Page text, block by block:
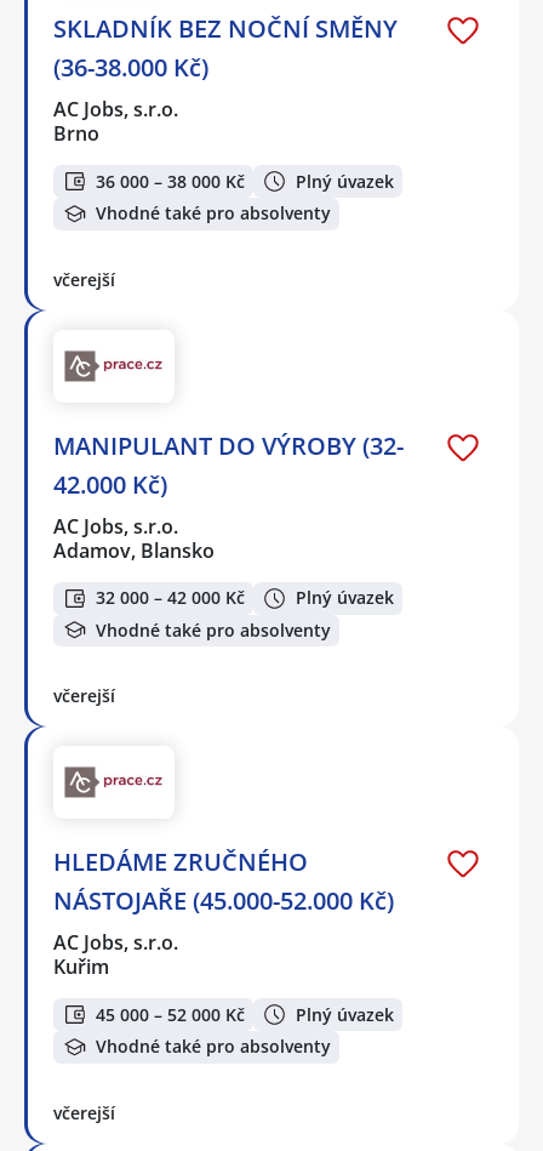
SKLADNÍK BEZ NOČNÍ SMĚNY
(36-38.000 Kč)
AC Jobs, s.r.o.
Brno
36 000 – 38 000 Kč
Plný úvazek
Vhodné také pro absolventy
včerejší
MANIPULANT DO VÝROBY (32-
42.000 Kč)
AC Jobs, s.r.o.
Adamov, Blansko
32 000 – 42 000 Kč
Plný úvazek
Vhodné také pro absolventy
včerejší
HLEDÁME ZRUČNÉHO
NÁSTOJAŘE (45.000-52.000 Kč)
AC Jobs, s.r.o.
Kuřim
45 000 – 52 000 Kč
Plný úvazek
Vhodné také pro absolventy
včerejší